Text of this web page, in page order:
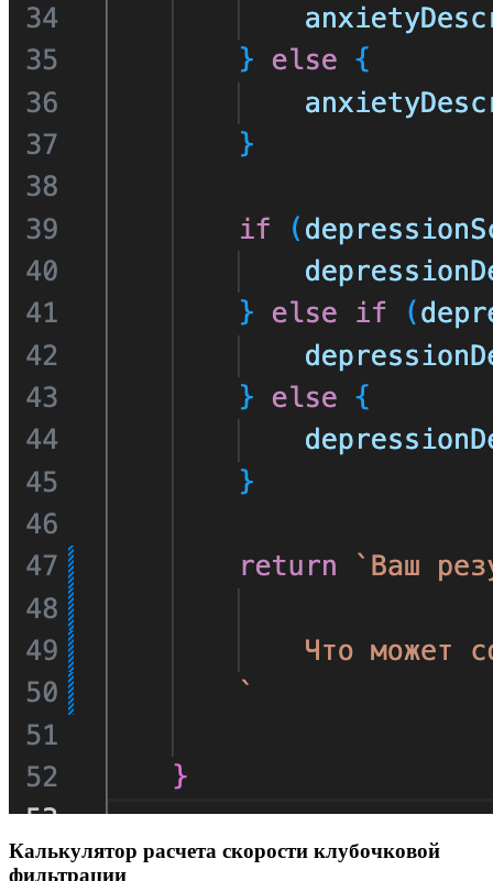
Калькулятор расчета скорости клубочковой
фильтрации